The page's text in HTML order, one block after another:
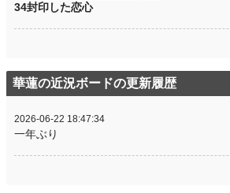
34封印した恋心
華蓮の近況ボードの更新履歴
2026-06-22 18:47:34
一年ぶり